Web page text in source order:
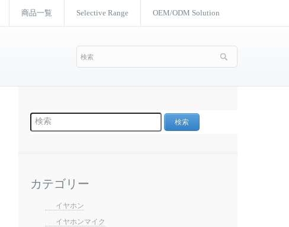
商品一覧 Selective Range OEM/ODM Solution
カテゴリー
イヤホン
イヤホンマイク